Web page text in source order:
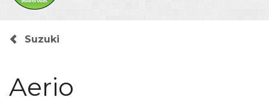
Suzuki
Aerio